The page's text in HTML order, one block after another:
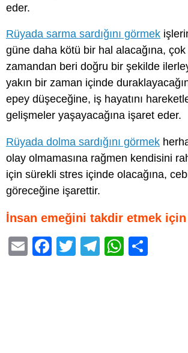
eder.
Rüyada sarma sardığını görmek
güne daha kötü bir hal alacağına, çok
zamandan beri doğru bir şekilde
yakın bir zaman içinde
epey düşeceğine, iş hayatını
gelişmeler yaşayacağına işaret eder.
Rüyada dolma sardığını görmek
olay olmamasına rağmen kendisini
için sürekli stres içinde olacağına,
göreceğine işarettir.
İnsan emeğini takdir etmek için
E
F
T
T
W